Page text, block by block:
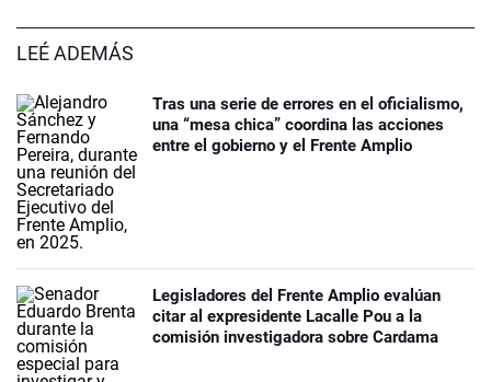
LEÉ ADEMÁS
Tras una serie de errores en el oficialismo,
una “mesa chica” coordina las acciones
entre el gobierno y el Frente Amplio
Legisladores del Frente Amplio evalúan
citar al expresidente Lacalle Pou a la
comisión investigadora sobre Cardama